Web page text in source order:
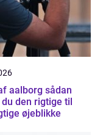
sådan
den rigtige til
øjeblikke